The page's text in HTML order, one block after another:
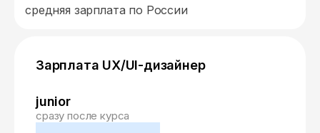
средняя зарплата по России
Зарплата UX/UI-дизайнер
junior
сразу после курса